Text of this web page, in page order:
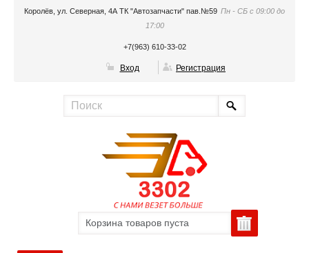
Королёв, ул. Северная, 4А ТК "Автозапчасти" пав.№59 Пн - СБ с 09:00 до
17:00
+7(963) 610-33-02
Вход Регистрация
Корзина товаров пуста